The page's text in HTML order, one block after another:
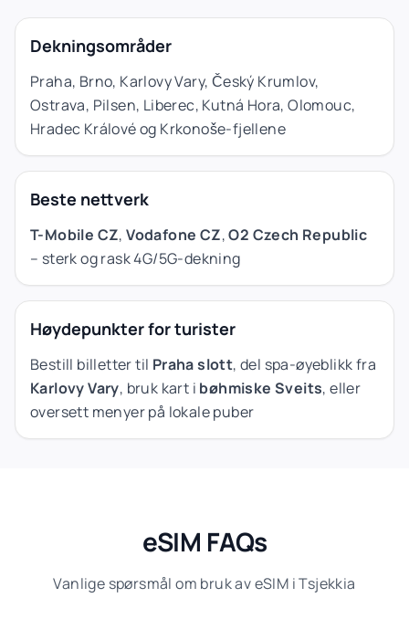
Dekningsområder
Praha, Brno, Karlovy Vary, Český Krumlov,
Ostrava, Pilsen, Liberec, Kutná Hora, Olomouc,
Hradec Králové og Krkonoše-fjellene
Beste nettverk
T-Mobile CZ,Vodafone CZ,O2 Czech Republic
– sterk og rask 4G/5G-dekning
Høydepunkter for turister
Bestill billetter til Praha slott, del spa-øyeblikk fra
Karlovy Vary, bruk kart i bøhmiske Sveits, eller
oversett menyer på lokale puber
eSIM FAQs
Vanlige spørsmål om bruk av eSIM i Tsjekkia